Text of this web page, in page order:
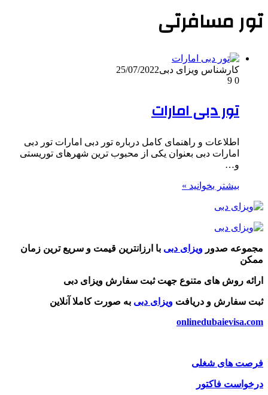
تور مسافرتی
کارشناس ویزای دبی25/07/2022
0
تور دبی امارات
اطلاعات و راهنمای کامل درباره تور دبی امارات تور دبی
امارات دبی بعنوان یکی از محبوب ترین شهرهای توریستی
و…
بیشتر بخوانید »
مجموعه صدور ویزای دبی با ارزانترین قیمت و سریع ترین زمان
ممکن
ارائه روش های متنوع جهت ثبت سفارش ویزای دبی
ثبت سفارش و دریافت ویزای دبی به صورت کاملا آنلاین
onlinedubaievisa.com
فرصت های شغلی
درخواست فاکتور